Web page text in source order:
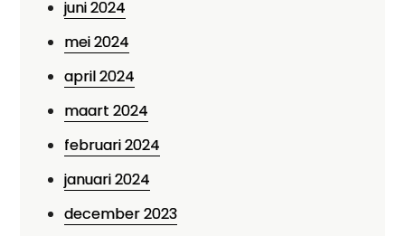
juni 2024
mei 2024
april 2024
maart 2024
februari 2024
januari 2024
december 2023